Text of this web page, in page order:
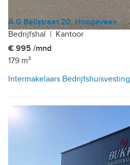
A G Bellstraat 20, Hoogeveen
Bedrijfshal | Kantoor
€ 995 /mnd
179 m²
Intermakelaars Bedrijfshuisvesting